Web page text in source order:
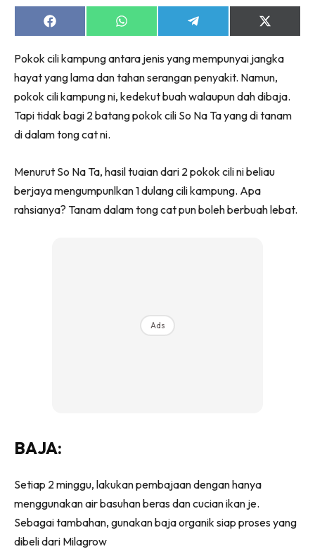
Casa Impiana
Makeover Ruang Selebriti
Destinasi
Hotel
Kafe
Hartanah
Hub Ideaktiv
Share
on
Share
on
Share
on
Share
on
(Twitter)
Pokok cili kampung antara jenis yang mempunyai jangka
hayat yang lama dan tahan serangan penyakit. Namun,
pokok cili kampung ni, kedekut buah walaupun dah dibaja.
Tapi tidak bagi 2 batang pokok cili So Na Ta yang di tanam
di dalam tong cat ni.
Menurut So Na Ta, hasil tuaian dari 2 pokok cili ni beliau
berjaya mengumpunlkan 1 dulang cili kampung. Apa
rahsianya? Tanam dalam tong cat pun boleh berbuah lebat.
Ads
BAJA:
Setiap 2 minggu, lakukan pembajaan dengan hanya
menggunakan air basuhan beras dan cucian ikan je.
Sebagai tambahan, gunakan baja organik siap proses yang
dibeli dari Milagrow